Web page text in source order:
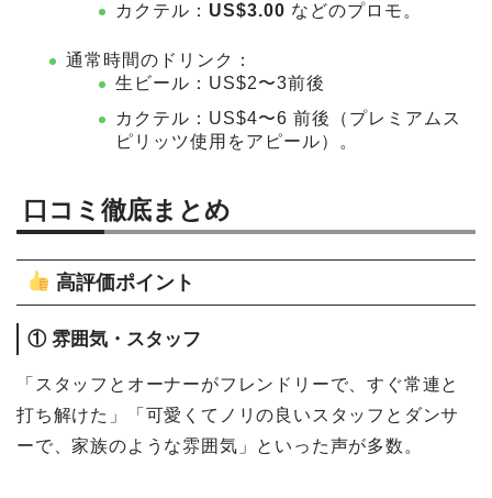
カクテル： US$3.00 などのプロモ。
通常時間のドリンク：
生ビール：US$2〜3前後
カクテル：US$4〜6 前後（プレミアムス
ピリッツ使用をアピール）。
口コミ徹底まとめ
高評価ポイント
① 雰囲気・スタッフ
「スタッフとオーナーがフレンドリーで、すぐ常連と
打ち解けた」「可愛くてノリの良いスタッフとダンサ
ーで、家族のような雰囲気」といった声が多数。